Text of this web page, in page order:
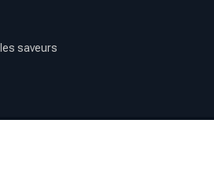
saveurs